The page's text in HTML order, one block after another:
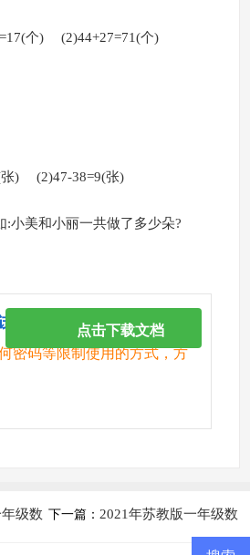
个) (2)44+27=71(个)
张) (2)47-38=9(张)
:小美和小丽一共做了多少朵?
卷
密码等限制使用的方式，方
点击下载文档
级数 下一篇： 2021年苏教版一年级数